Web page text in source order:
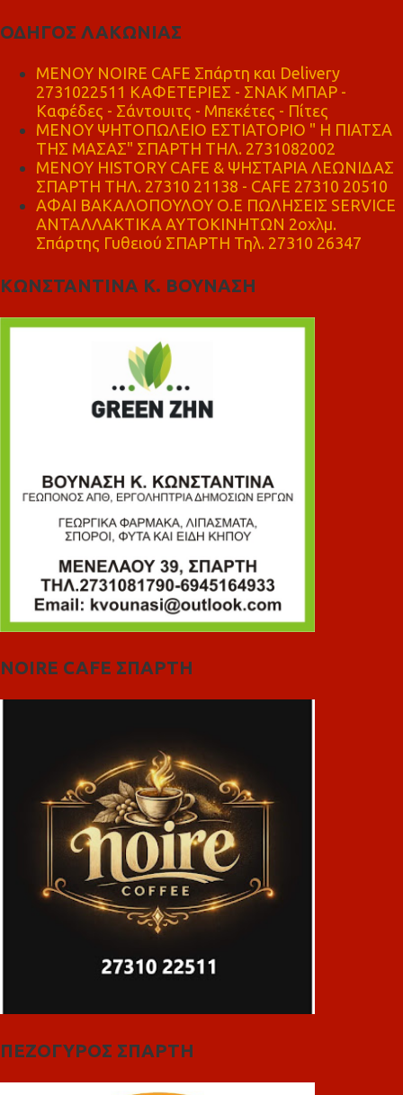
ΟΔΗΓΟΣ ΛΑΚΩΝΙΑΣ
MENOY NOIRE CAFE Σπάρτη και Delivery
2731022511 ΚΑΦΕΤΕΡΙΕΣ - ΣΝΑΚ ΜΠΑΡ -
Καφέδες - Σάντουιτς - Μπεκέτες - Πίτες
ΜΕΝΟΥ ΨΗΤΟΠΩΛΕΙΟ ΕΣΤΙΑΤΟΡΙΟ " Η ΠΙΑΤΣΑ
ΤΗΣ ΜΑΣΑΣ" ΣΠΑΡΤΗ ΤΗΛ. 2731082002
ΜΕΝΟΥ HISTORY CAFE & ΨΗΣΤΑΡΙΑ ΛΕΩΝΙΔΑΣ
ΣΠΑΡΤΗ ΤΗΛ. 27310 21138 - CAFE 27310 20510
ΑΦΑΙ ΒΑΚΑΛΟΠΟΥΛΟΥ Ο.Ε ΠΩΛΗΣΕΙΣ SERVICE
ΑΝΤΑΛΛΑΚΤΙΚΑ ΑΥΤΟΚΙΝΗΤΩΝ 2οχλμ.
Σπάρτης Γυθειού ΣΠΑΡΤΗ Τηλ. 27310 26347
ΚΩΝΣΤΑΝΤΙΝΑ Κ. ΒΟΥΝΑΣΗ
NOIRE CAFE ΣΠΑΡΤΗ
ΠΕΖΟΓΥΡΟΣ ΣΠΑΡΤΗ